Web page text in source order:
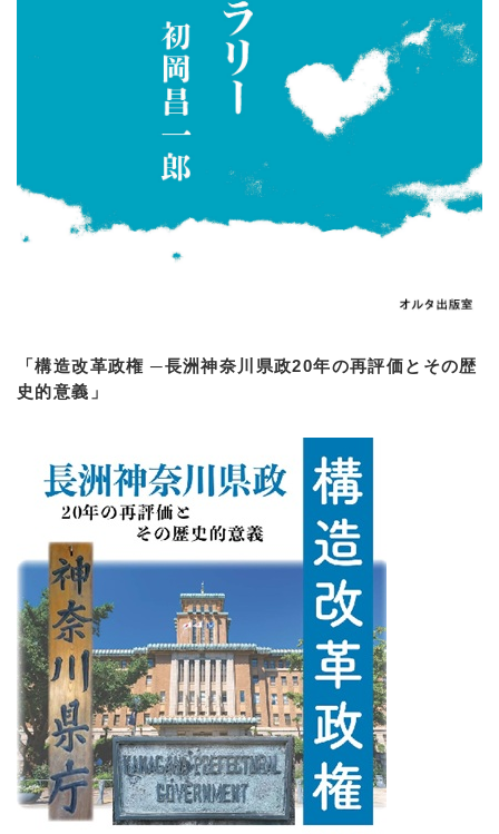
「構造改革政権 ─長洲神奈川県政20年の再評価とその歴
史的意義」